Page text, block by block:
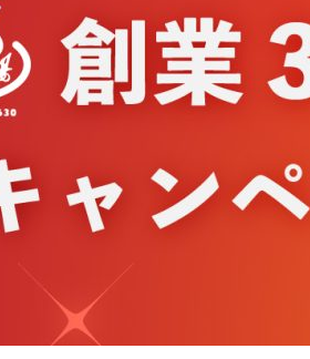
ICHI-VILLA